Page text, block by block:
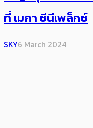
ที่ เมกา ซีนีเพล็กซ์
SKY6 March 2024